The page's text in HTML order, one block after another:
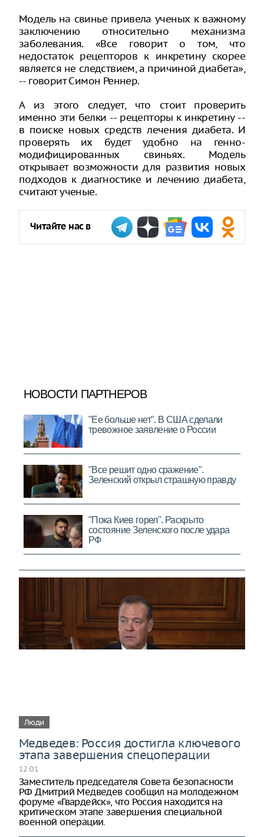
Модель на свинье привела ученых к важному
заключению относительно механизма
заболевания. «Все говорит о том, что
недостаток рецепторов к инкретину скорее
является не следствием, а причиной диабета»,
-- говорит Симон Реннер.
А из этого следует, что стоит проверить
именно эти белки -- рецепторы к инкретину --
в поиске новых средств лечения диабета. И
проверять их будет удобно на генно-
модифицированных свиньях. Модель
открывает возможности для развития новых
подходов к диагностике и лечению диабета,
считают ученые.
Читайте нас в
Люди
Медведев: Россия достигла ключевого
этапа завершения спецоперации
12:01
Заместитель председателя Совета безопасности
РФ Дмитрий Медведев сообщил на молодежном
форуме «Гвардейск», что Россия находится на
критическом этапе завершения специальной
военной операции.